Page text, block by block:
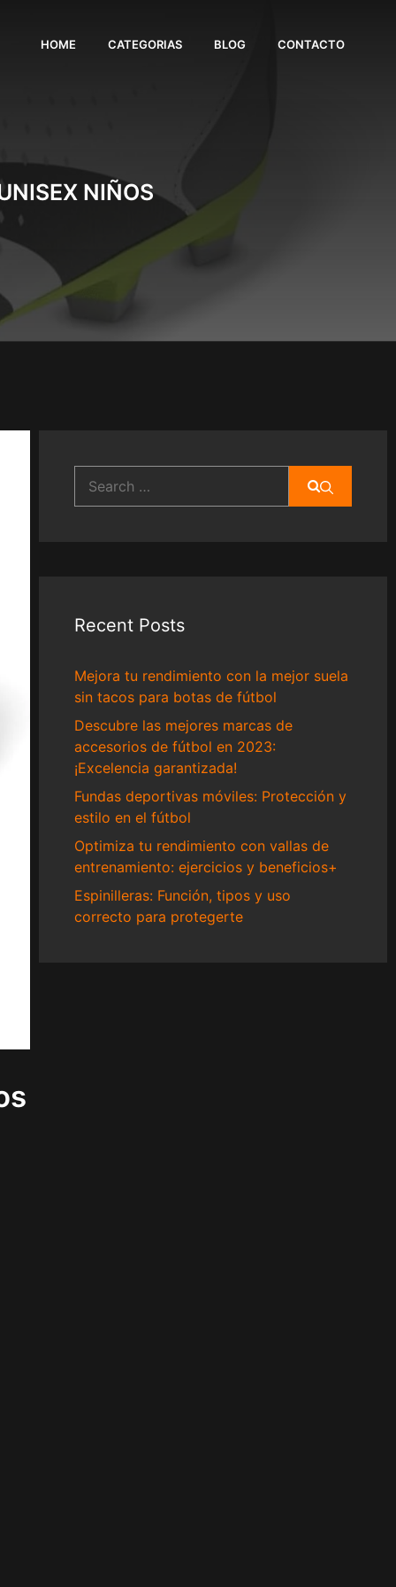
HOME CATEGORIAS BLOG CONTACTO
NIÑOS
for:
Recent Posts
Mejora tu rendimiento con la mejor suela
sin tacos para botas de fútbol
Descubre las mejores marcas de
accesorios de fútbol en 2023:
¡Excelencia garantizada!
Fundas deportivas móviles: Protección y
estilo en el fútbol
Optimiza tu rendimiento con vallas de
entrenamiento: ejercicios y beneficios+
Espinilleras: Función, tipos y uso
correcto para protegerte